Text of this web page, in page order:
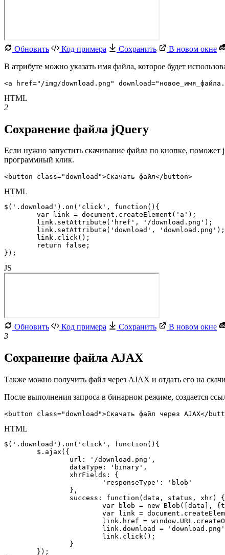
Обновить Код примера Сохранить В новом окне
В атрибуте можно указать имя файла, которое будет
<a href="/img/download.png"
HTML
2
Сохранение файла jQuery
Если нужно запустить скачивание файла по кнопке,
программный клик.
<button class="download">Скачать файл</button>
HTML
$('.download').on('click', function(){
});
JS
Обновить Код примера Сохранить В новом окне
3
Сохранение файла AJAX
Также можно получить файл через AJAX и отдать его на
После выполнения запроса в бинарном режиме, создается
<button class="download">Скачать файл через AJAX</
HTML
$('.download').on('click', function(){